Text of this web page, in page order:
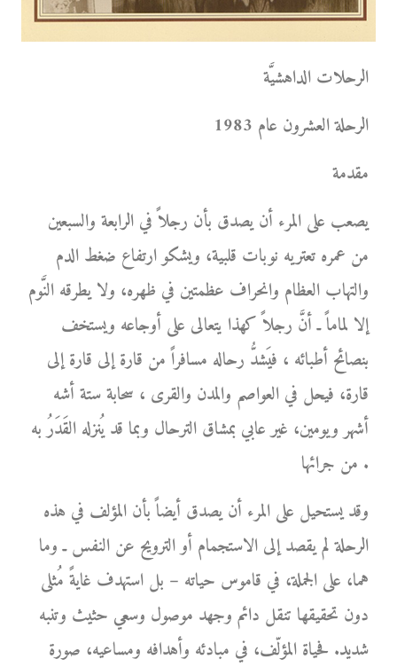
الرحلات الداهشيَّة
الرحلة العشرون عام 1983
مقدمة
يصعب على المرء أن يصدق بأن رجلاً في الرابعة والسبعين
من عمره تعتريه نوبات قلبية، ويشكو ارتفاع ضغط الدم
والتهاب العظام وانحراف عظمتين في ظهره، ولا يطرقه النَّوم
إلا لماماً ـ أنَّ رجلاً كهذا يتعالى على أوجاعه ويستخف
بنصائح أطبائه ، فيَشدُّ رحاله مسافراً من قارة إلى قارة إلى
قارة، فيحل في العواصم والمدن والقرى ، سحابة ستة أشه
أشهر ويومين، غير عابي بمشاق الترحال وبما قد يُنزله القَدَرُ به
من جرائها .
وقد يستحيل على المرء أن يصدق أيضاً بأن المؤلف في هذه
الرحلة لم يقصد إلى الاستجمام أو الترويح عن النفس ـ وما
هما، على الجملة، في قاموس حياته – بل استهدف غايةً مُثلى
دون تحقيقها تنقل دائم وجهد موصول وسعي حثيث وتنبه
شديد. فحياة المؤلّف، في مبادئه وأهدافه ومساعيه، صورة